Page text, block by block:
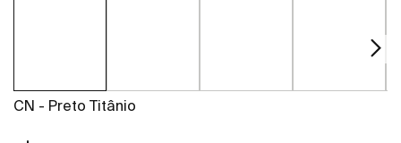
CN - Preto Titânio